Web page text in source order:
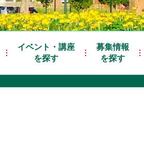
イベント・講座
を探す
募集情報
を探す